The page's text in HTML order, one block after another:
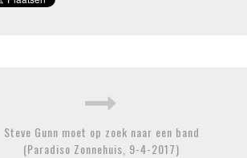
Steve Gunn moet op zoek naar een band
(Paradiso Zonnehuis, 9-4-2017)